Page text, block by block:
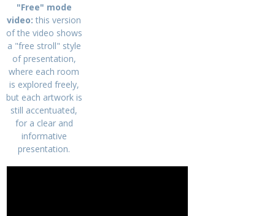
"Free" mode
video: this version
of the video shows
a "free stroll" style
of presentation,
where each room
is explored freely,
but each artwork is
still accentuated,
for a clear and
informative
presentation.